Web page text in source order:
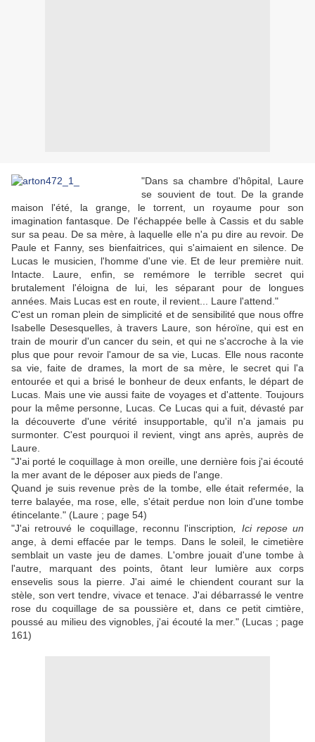
"Dans sa chambre d'hôpital, Laure
se souvient de tout. De la grande
maison l'été, la grange, le torrent, un royaume pour son
imagination fantasque. De l'échappée belle à Cassis et du sable
sur sa peau. De sa mère, à laquelle elle n'a pu dire au revoir. De
Paule et Fanny, ses bienfaitrices, qui s'aimaient en silence. De
Lucas le musicien, l'homme d'une vie. Et de leur première nuit.
Intacte. Laure, enfin, se remémore le terrible secret qui
brutalement l'éloigna de lui, les séparant pour de longues
années. Mais Lucas est en route, il revient... Laure l'attend."
C'est un roman plein de simplicité et de sensibilité que nous offre
Isabelle Desesquelles, à travers Laure, son héroïne, qui est en
train de mourir d'un cancer du sein, et qui ne s'accroche à la vie
plus que pour revoir l'amour de sa vie, Lucas. Elle nous raconte
sa vie, faite de drames, la mort de sa mère, le secret qui l'a
entourée et qui a brisé le bonheur de deux enfants, le départ de
Lucas. Mais une vie aussi faite de voyages et d'attente. Toujours
pour la même personne, Lucas. Ce Lucas qui a fuit, dévasté par
la découverte d'une vérité insupportable, qu'il n'a jamais pu
surmonter. C'est pourquoi il revient, vingt ans après, auprès de
Laure.
"J'ai porté le coquillage à mon oreille, une dernière fois j'ai écouté
la mer avant de le déposer aux pieds de l'ange.
Quand je suis revenue près de la tombe, elle était refermée, la
terre balayée, ma rose, elle, s'était perdue non loin d'une tombe
étincelante." (Laure ; page 54)
"J'ai retrouvé le coquillage, reconnu l'inscription , Ici repose un
ange, à demi effacée par le temps. Dans le soleil, le cimetière
semblait un vaste jeu de dames. L'ombre jouait d'une tombe à
l'autre, marquant des points, ôtant leur lumière aux corps
ensevelis sous la pierre. J'ai aimé le chiendent courant sur la
stèle, son vert tendre, vivace et tenace. J'ai débarrassé le ventre
rose du coquillage de sa poussière et, dans ce petit cimtière,
poussé au milieu des vignobles, j'ai écouté la mer." (Lucas ; page
161)